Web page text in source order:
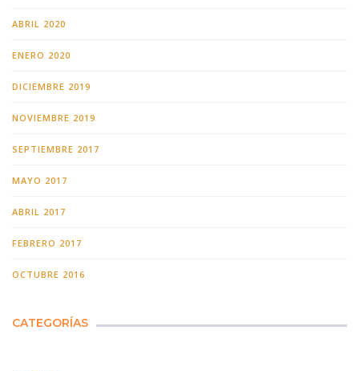
ABRIL 2020
ENERO 2020
DICIEMBRE 2019
NOVIEMBRE 2019
SEPTIEMBRE 2017
MAYO 2017
ABRIL 2017
FEBRERO 2017
OCTUBRE 2016
CATEGORÍAS